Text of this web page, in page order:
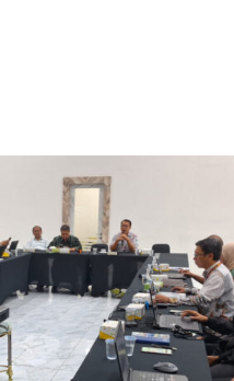
Utama
Survei
Oleh Dewan
News